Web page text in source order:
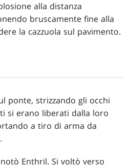
alla distanza
bruscamente fine alla
la cazzuola sul pavimento.
ponte, strizzando gli occhi
si erano liberati dalla loro
a tiro di arma da
Enthril. Si voltò verso